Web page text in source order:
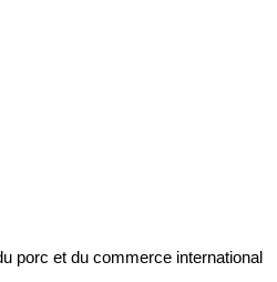
porc et du commerce international